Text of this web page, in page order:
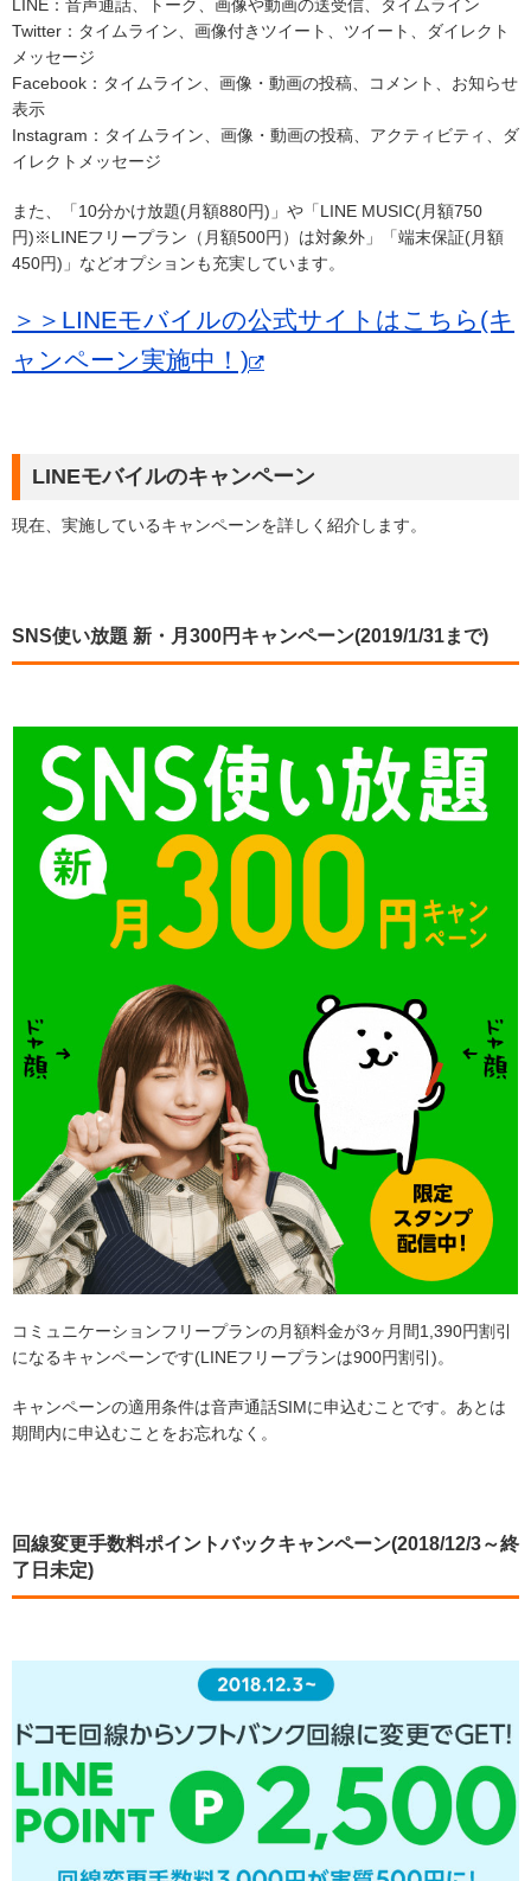
LINE：音声通話、トーク、画像や動画の送受信、タイムライン
Twitter：タイムライン、画像付きツイート、ツイート、ダイレクト
メッセージ
Facebook：タイムライン、画像・動画の投稿、コメント、お知らせ
表示
Instagram：タイムライン、画像・動画の投稿、アクティビティ、ダ
イレクトメッセージ
また、「10分かけ放題(月額880円)」や「LINE MUSIC(月額750
円)※LINEフリープラン（月額500円）は対象外」「端末保証(月額
450円)」などオプションも充実しています。
＞＞LINEモバイルの公式サイトはこちら(キ
ャンペーン実施中！)
LINEモバイルのキャンペーン
現在、実施しているキャンペーンを詳しく紹介します。
SNS使い放題 新・月300円キャンペーン(2019/1/31まで)
コミュニケーションフリープランの月額料金が3ヶ月間1,390円割引
になるキャンペーンです(LINEフリープランは900円割引)。
キャンペーンの適用条件は音声通話SIMに申込むことです。あとは
期間内に申込むことをお忘れなく。
回線変更手数料ポイントバックキャンペーン(2018/12/3～終
了日未定)